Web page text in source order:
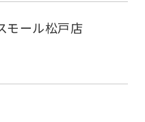
モール松戸店